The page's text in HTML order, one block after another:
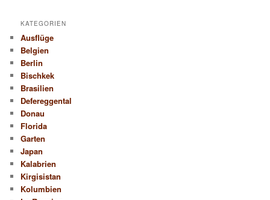
KATEGORIEN
Ausflüge
Belgien
Berlin
Bischkek
Brasilien
Defereggental
Donau
Florida
Garten
Japan
Kalabrien
Kirgisistan
Kolumbien